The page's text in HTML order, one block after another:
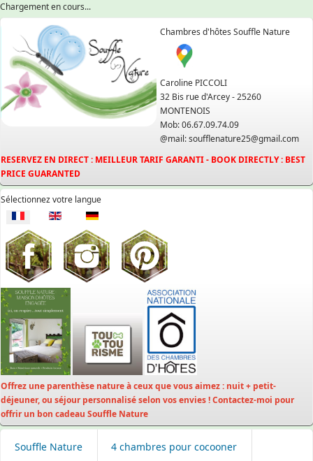
Chargement en cours...
Chambres d'hôtes Souffle Nature
Caroline PICCOLI
32 Bis rue d'Arcey - 25260
MONTENOIS
Mob: 06.67.09.74.09
@mail: soufflenature25@gmail.com
RESERVEZ EN DIRECT : MEILLEUR TARIF GARANTI - BOOK DIRECTLY : BEST
PRICE GUARANTED
Sélectionnez votre langue
Offrez une parenthèse nature à ceux que vous aimez : nuit + petit-
déjeuner, ou séjour personnalisé selon vos envies ! Contactez-moi pour
offrir un bon cadeau Souffle Nature
Souffle Nature 4 chambres pour cocooner